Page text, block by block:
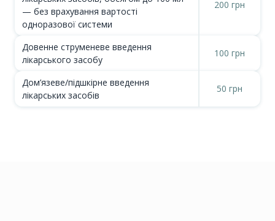
— без врахування вартості
одноразової системи
200 грн
Довенне струменеве введення
лікарського засобу
100 грн
Дом’язеве/підшкірне введення
лікарських засобів
50 грн